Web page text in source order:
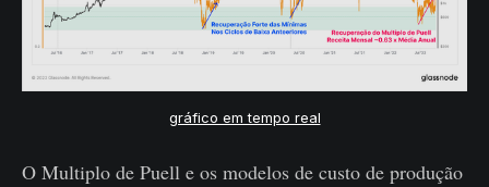
gráfico em tempo real
O Multiplo de Puell e os modelos de custo de produção